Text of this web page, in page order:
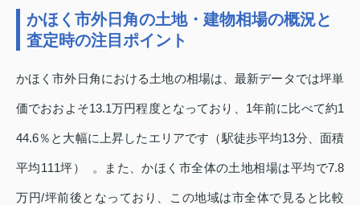
かほく市外日角の土地・建物相場の概況と
査定時の注目ポイント
かほく市外日角における土地の相場は、最新データでは坪単
価でおおよそ13.1万円程度となっており、1年前に比べて約1
44.6％と大幅に上昇したエリアです（駅徒歩平均13分、面積
平均111坪） 。また、かほく市全体の土地相場は平均で7.8
万円/坪前後となっており、この地域は市全体で見ると比較